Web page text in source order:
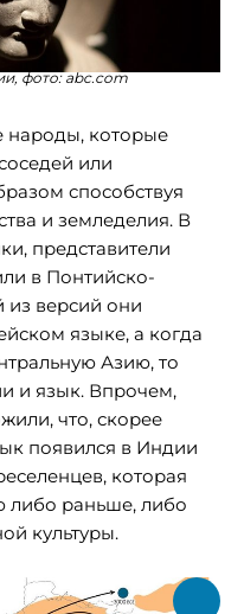
фото: abc.com
народы, которые
или
способствуя
и земледелия. В
представители
в Понтийско-
из версий они
языке, а когда
Азию, то
и язык. Впрочем,
что, скорее
появился в Индии
которая
раньше, либо
культуры.